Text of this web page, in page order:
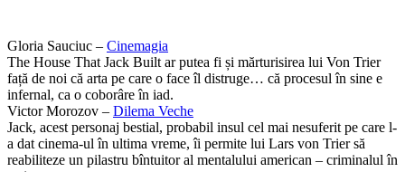
Gloria Sauciuc – Cinemagia
The House That Jack Built ar putea fi și mărturisirea lui Von Trier
față de noi că arta pe care o face îl distruge… că procesul în sine e
infernal, ca o coborâre în iad.
Victor Morozov – Dilema Veche
Jack, acest personaj bestial, probabil insul cel mai nesuferit pe care l-
a dat cinema-ul în ultima vreme, îi permite lui Lars von Trier să
reabiliteze un pilastru bîntuitor al mentalului american – criminalul în